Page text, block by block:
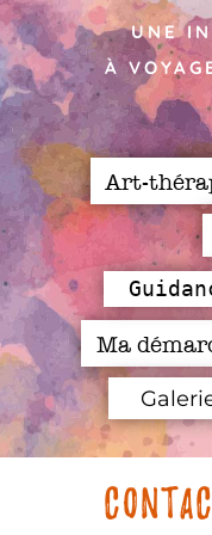
UNE
À
Ma
Art-